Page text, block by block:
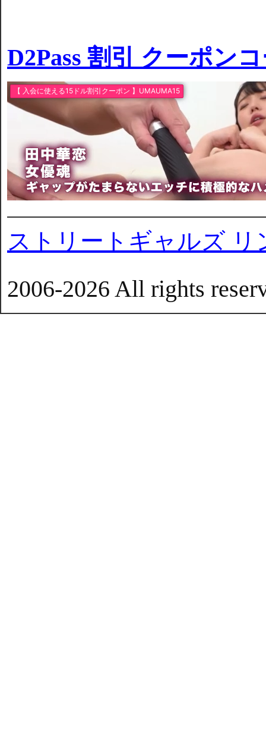
D2Pass 割引 クーポン
ストリートギャルズ リ
2006-2026 All rights